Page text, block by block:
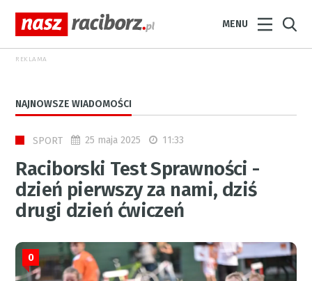
MENU
REKLAMA
NAJNOWSZE WIADOMOŚCI
SPORT 25 maja 2025 11:33
Raciborski Test Sprawności -
dzień pierwszy za nami, dziś
drugi dzień ćwiczeń
0